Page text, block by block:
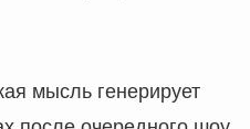
мысль генерирует